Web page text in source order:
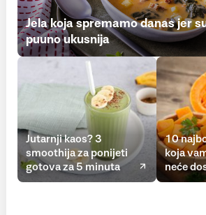
Jela koja spremamo danas jer
puuno ukusnija
Jutarnji kaos? 3
smoothija za ponijeti
gotova za 5 minuta
10
koja
neće